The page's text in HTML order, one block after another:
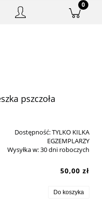
pszczoła
Dostępność:TYLKO KILKA
EGZEMPLARZY
Wysyłka w:30 dni roboczych
50,00 zł
Do koszyka